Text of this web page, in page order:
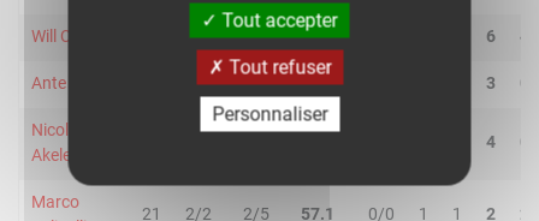
Will Clyburn 2/4 2/5 44.4 6 4
Ante Zizic 6/7 0/0 85.7 3 0
Nicola
Akele
4 0
Marco
21 2/2 2/5 57.1 0/0 1 1 2 2
Tout accepter
Tout refuser
Personnaliser